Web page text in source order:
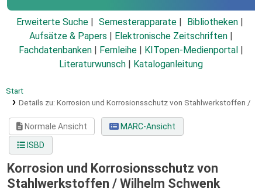
Erweiterte Suche Semesterapparate
Bibliotheken
Aufsätze & Papers
Elektronische Zeitschriften
Fachdatenbanken
Fernleihe KITopen-Medienportal
Literaturwunsch
Kataloganleitung
Start
Details zu: Korrosion und Korrosionsschutz von Stahlwerkstoffen /
Normale Ansicht
MARC-Ansicht
ISBD
Korrosion und Korrosionsschutz von
Stahlwerkstoffen / Wilhelm Schwenk